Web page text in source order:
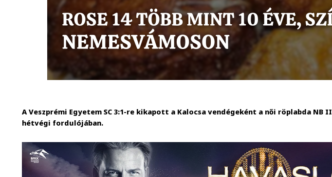
A Veszprémi Egyetem SC 3:1-re kikapott a Kalocsa vendégeként a női röplabda NB II
hétvégi fordulójában.